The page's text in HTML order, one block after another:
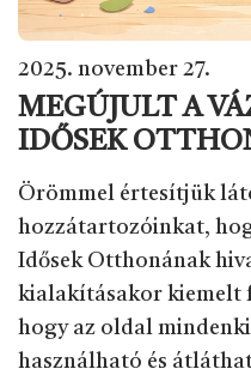
2025. november 27.
MEGÚJULT A
IDŐSEK
Örömmel értesítjük
hozzátartozóinkat,
Idősek Otthonának
kialakításakor
hogy az oldal
használható és